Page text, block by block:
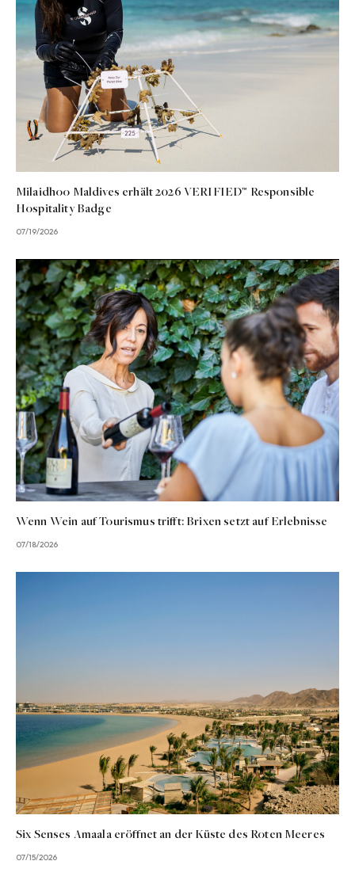
Milaidhoo Maldives erhält 2026 VERIFIED™ Responsible
Hospitality Badge
07/19/2026
Wenn Wein auf Tourismus trifft: Brixen setzt auf Erlebnisse
07/18/2026
Six Senses Amaala eröffnet an der Küste des Roten Meeres
07/15/2026